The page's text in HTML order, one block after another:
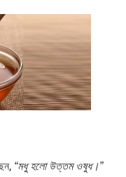
“মধু হলো উত্তম ওষুধ।”